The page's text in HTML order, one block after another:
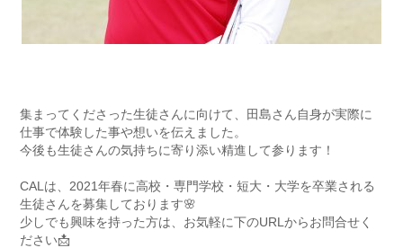
集まってくださった生徒さんに向けて、田島さん自身が実際に
仕事で体験した事や想いを伝えました。
今後も生徒さんの気持ちに寄り添い精進して参ります！
CALは、2021年春に高校・専門学校・短大・大学を卒業される
生徒さんを募集しております🌸
少しでも興味を持った方は、お気軽に下のURLからお問合せく
ださい📩